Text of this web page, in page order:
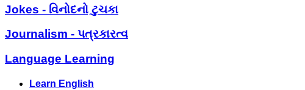
Jokes - વિનોદનો ટુચકા
Journalism - પત્રકારત્વ
Language Learning
Learn English